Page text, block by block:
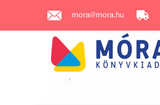
mora@mora.hu